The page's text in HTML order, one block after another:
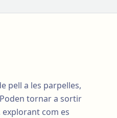
pell a les parpelles,
tornar a sortir
com es